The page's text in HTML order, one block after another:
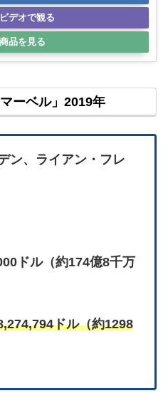
デオで観る
品を見る
ーベル」2019年
ン、ライアン・フレ
ドル（約174億8千万
ドル（約1298